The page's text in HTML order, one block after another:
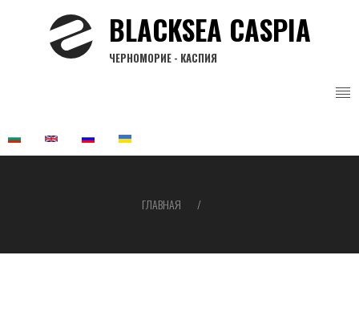
BLACKSEA CASPIA
ЧЕРНОМОРИЕ - КАСПИЯ
навигации
ГЛАВНАЯ